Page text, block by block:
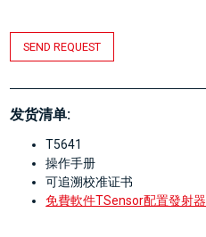
SEND REQUEST
发货清单:
T5641
操作手册
可追溯校准证书
免費軟件TSensor配置發射器